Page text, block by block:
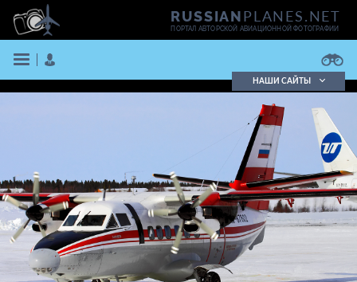
RUSSIANPLANES.NET
ПОРТАЛ АВТОРСКОЙ АВИАЦИОННОЙ ФОТОГРАФИИ
НАШИ САЙТЫ